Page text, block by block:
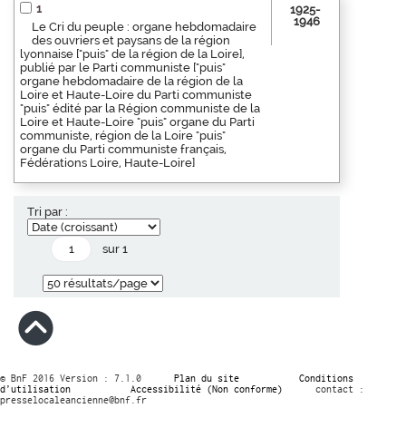
1
Le Cri du peuple : organe hebdomadaire
des ouvriers et paysans de la région
lyonnaise ["puis" de la région de la Loire],
publié par le Parti communiste ["puis"
organe hebdomadaire de la région de la
Loire et Haute-Loire du Parti communiste
"puis" édité par la Région communiste de la
Loire et Haute-Loire "puis" organe du Parti
communiste, région de la Loire "puis"
organe du Parti communiste français,
Fédérations Loire, Haute-Loire]
1925-
1946
Tri par :
sur 1
© BnF 2016 Version : 7.1.0 Plan du site
Conditions
d’utilisation
Accessibilité (Non conforme)
contact :
presselocaleancienne@bnf.fr